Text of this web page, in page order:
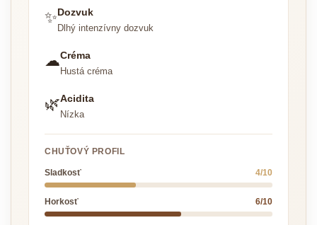
✨Dozvuk
Dlhý intenzívny dozvuk
☁Créma
Hustá créma
🌿Acidita
Nízka
CHUŤOVÝ PROFIL
Sladkosť 4/10
Horkosť 6/10